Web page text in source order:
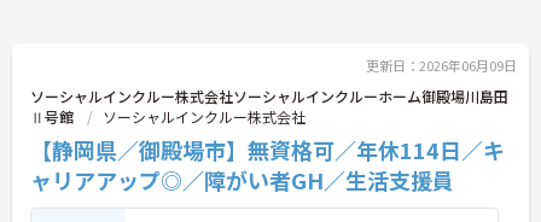
更新日：2026年06月09日
ソーシャルインクルー株式会社ソーシャルインクルーホーム御殿場川島田
Ⅱ号館
ソーシャルインクルー株式会社
【静岡県／御殿場市】無資格可／年休114日／キ
ャリアアップ◎／障がい者GH／生活支援員